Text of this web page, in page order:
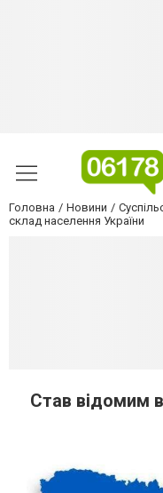
Головна Новини
склад населення України
Став відомим